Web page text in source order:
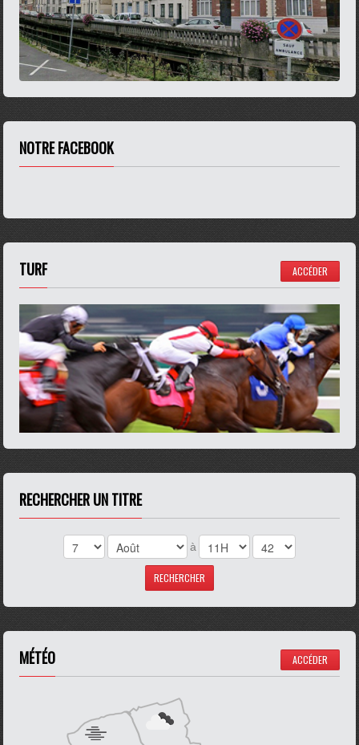
NOTRE FACEBOOK
TURF ACCÉDER
RECHERCHER UN TITRE
à
MÉTÉO ACCÉDER